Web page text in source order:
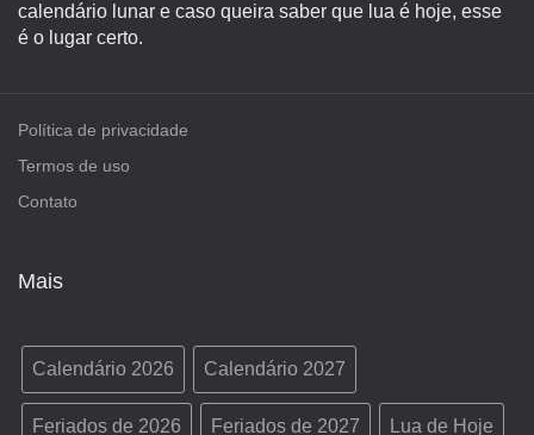
calendário lunar e caso queira saber que lua é hoje, esse
é o lugar certo.
Política de privacidade
Termos de uso
Contato
Mais
Calendário 2026 Calendário 2027
Feriados de 2026 Feriados de 2027 Lua de Hoje